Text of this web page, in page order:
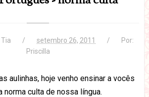
setembro 26, 2011
Por:
Priscilla
aulinhas, hoje venho ensinar a vocês
norma culta de nossa língua.